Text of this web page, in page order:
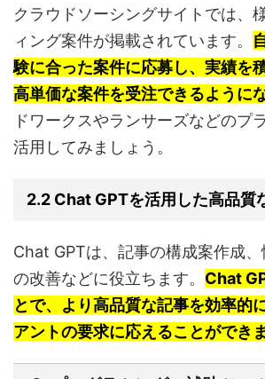
クラウドソーシングサイトでは、
ィング案件が掲載されています。
験に合った案件に応募し、実績を
高単価な案件を受注できるように
ドワークスやランサーズなどのプ
活用してみましょう。
2.2 Chat GPTを活用した高品質
Chat GPTは、記事の構成案作成
の改善などに役立ちます。 Chat
とで、より高品質な記事を効率的
アントの要求に応えることができま